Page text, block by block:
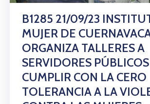
B1285 21/09/23
MUJER DE
ORGANIZA TALLERES A
SERVIDORES
CUMPLIR CON LA CERO
TOLERANCIA A LA